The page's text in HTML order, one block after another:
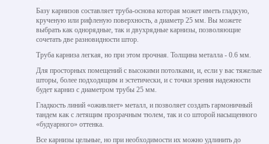
Базу карнизов составляет труба-основа которая может иметь гладкую,
крученую или рифленую поверхность, а диаметр 25 мм. Вы можете
выбрать как однорядные, так и двухрядные карнизы, позволяющие
сочетать две разновидности штор.
Труба карниза легкая, но при этом прочная. Толщина металла - 0.6 мм.
Для просторных помещений с высокими потолками, и, если у вас тяжелые
шторы, более подходящим и эстетически, и с точки зрения надежности
будет карниз с диаметром трубы 25 мм.
Гладкость линий «оживляет» металл, и позволяет создать гармоничный
тандем как с летящим прозрачным тюлем, так и со шторой насыщенного
«будуарного» оттенка.
Все карнизы цельные, но при необходимости их можно удлинить до